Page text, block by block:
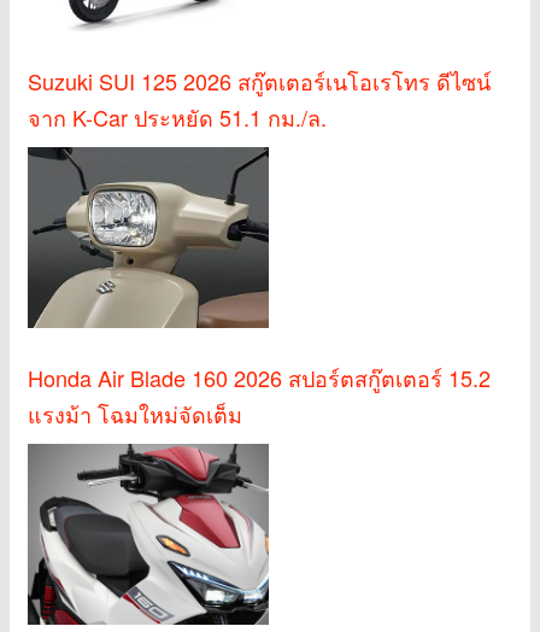
Suzuki SUI 125 2026 สกู๊ตเตอร์เนโอเรโทร ดีไซน์
จาก K-Car ประหยัด 51.1 กม./ล.
Honda Air Blade 160 2026 สปอร์ตสกู๊ตเตอร์ 15.2
แรงม้า โฉมใหม่จัดเต็ม